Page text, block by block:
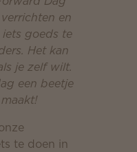
en
goeds te
Het kan
je zelf wilt.
een beetje
te doen in